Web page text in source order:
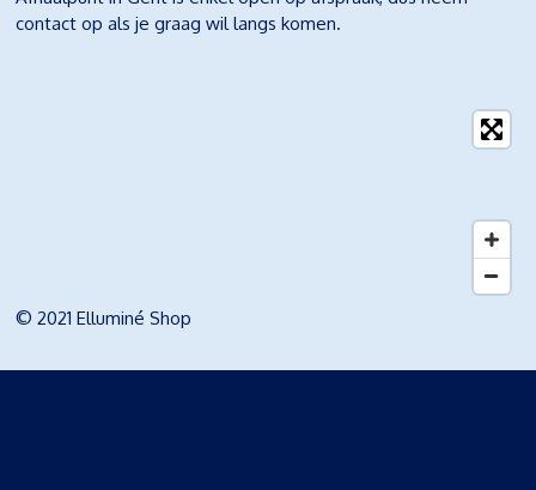
contact op als je graag wil langs komen.
© 2021 Elluminé Shop